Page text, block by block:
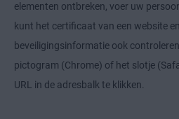
elementen ontbreken, voer uw
kunt het certificaat van een website
beveiligingsinformatie ook
pictogram (Chrome) of het slotje
URL in de adresbalk te klikken.